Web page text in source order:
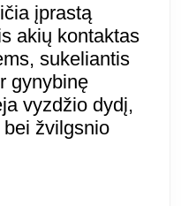
žinojote:
ekspertas
paaiškino,
akių kontaktas
sukeliantis
gynybinę
vyzdžio dydį,
žvilgsnio